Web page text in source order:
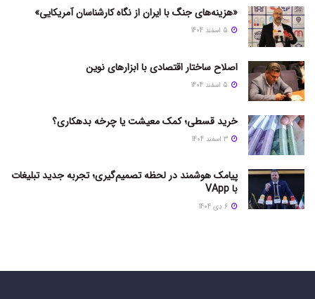
«هزینه‌های جنگ با ایران از نگاه کارشناسان آمریکایی»
اصلاح ساختار اقتصادی با ابزارهای نوین
خرید قسطی؛ کمک معیشت یا چرخه بدهکاری؟
پیامک هوشمند در لحظه تصمیم‌گیری؛ تجربه جدید تبلیغات
با VApp